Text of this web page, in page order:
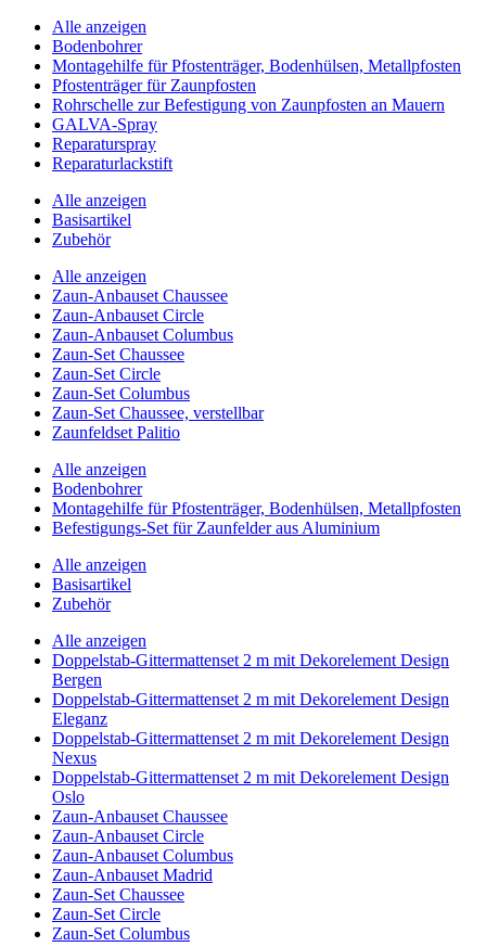
Alle anzeigen
Bodenbohrer
Montagehilfe für Pfostenträger, Bodenhülsen, Metallpfosten
Pfostenträger für Zaunpfosten
Rohrschelle zur Befestigung von Zaunpfosten an Mauern
GALVA-Spray
Reparaturspray
Reparaturlackstift
Alle anzeigen
Basisartikel
Zubehör
Alle anzeigen
Zaun-Anbauset Chaussee
Zaun-Anbauset Circle
Zaun-Anbauset Columbus
Zaun-Set Chaussee
Zaun-Set Circle
Zaun-Set Columbus
Zaun-Set Chaussee, verstellbar
Zaunfeldset Palitio
Alle anzeigen
Bodenbohrer
Montagehilfe für Pfostenträger, Bodenhülsen, Metallpfosten
Befestigungs-Set für Zaunfelder aus Aluminium
Alle anzeigen
Basisartikel
Zubehör
Alle anzeigen
Doppelstab-Gittermattenset 2 m mit Dekorelement Design
Bergen
Doppelstab-Gittermattenset 2 m mit Dekorelement Design
Eleganz
Doppelstab-Gittermattenset 2 m mit Dekorelement Design
Nexus
Doppelstab-Gittermattenset 2 m mit Dekorelement Design
Oslo
Zaun-Anbauset Chaussee
Zaun-Anbauset Circle
Zaun-Anbauset Columbus
Zaun-Anbauset Madrid
Zaun-Set Chaussee
Zaun-Set Circle
Zaun-Set Columbus